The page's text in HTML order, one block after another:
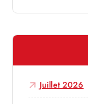
t
i
c
Juillet 2026